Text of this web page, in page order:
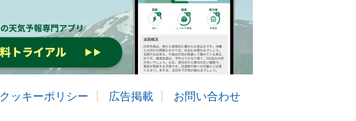
クッキーポリシー 広告掲載 お問い合わせ